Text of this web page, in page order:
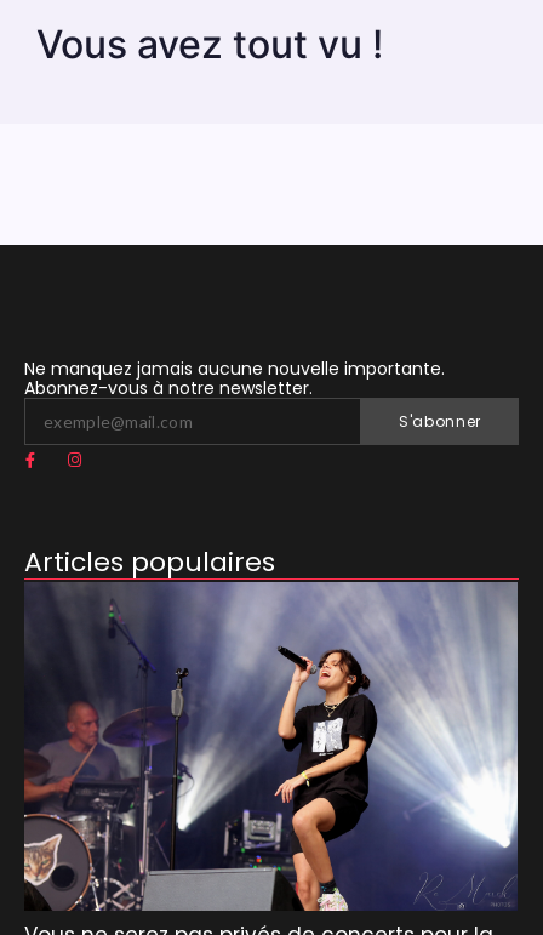
Vous avez tout vu !
Ne manquez jamais aucune nouvelle importante.
Abonnez-vous à notre newsletter.
S'abonner
Articles populaires